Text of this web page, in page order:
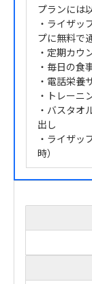
プランには
・ライザッ
プに無料で
・定期カウ
・毎日の食
・電話栄養
・トレーニ
・バスタオ
出し
・ライザッ
時）